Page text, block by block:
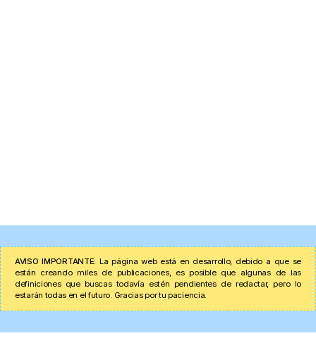
AVISO IMPORTANTE: La página web está en desarrollo, debido a que se
están creando miles de publicaciones, es posible que algunas de las
definiciones que buscas todavía estén pendientes de redactar, pero lo
estarán todas en el futuro. Gracias por tu paciencia.